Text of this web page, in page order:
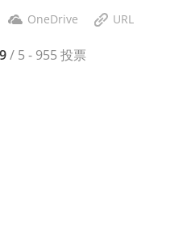
OneDrive URL
/ 5 - 955 投票